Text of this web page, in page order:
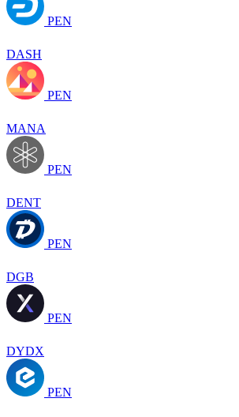
PEN
DASH
PEN
MANA
PEN
DENT
PEN
DGB
PEN
DYDX
PEN